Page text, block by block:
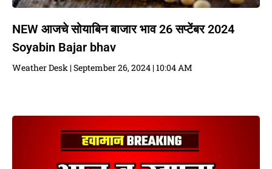
NEW आजचे सोयाबिन बाजार भाव 26 सप्टेंबर 2024
Soyabin Bajar bhav
Weather Desk September 26, 2024 10:04 AM